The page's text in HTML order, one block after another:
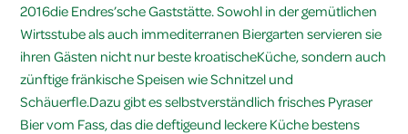
2016die Endres’sche Gaststätte. Sowohl in der gemütlichen
Wirtsstube als auch immediterranen Biergarten servieren sie
ihren Gästen nicht nur beste kroatischeKüche, sondern auch
zünftige fränkische Speisen wie Schnitzel und
Schäuerfle.Dazu gibt es selbstverständlich frisches Pyraser
Bier vom Fass, das die deftigeund leckere Küche bestens